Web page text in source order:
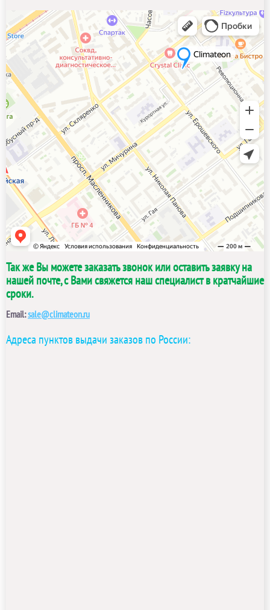
Так же Вы можете заказать звонок или оставить заявку на
нашей почте, с Вами свяжется наш специалист в кратчайшие
сроки.
Email:sale@climateon.ru
Адреса пунктов выдачи заказов по России: